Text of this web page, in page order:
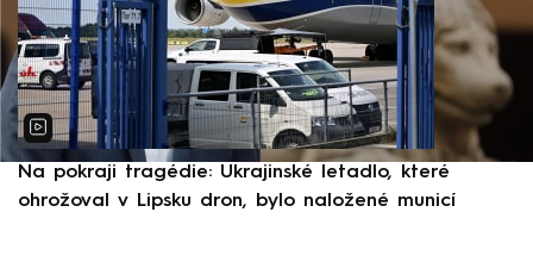
Na pokraji tragédie: Ukrajinské letadlo, které
ohrožoval v Lipsku dron, bylo naložené municí